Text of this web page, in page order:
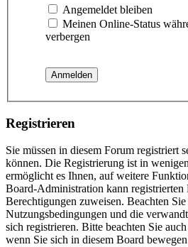
Angemeldet bleiben
Meinen Online-Status
verbergen
Registrieren
Sie müssen in diesem Forum registriert
können. Die Registrierung ist in
ermöglicht es Ihnen, auf weitere
Board-Administration kann registrierten
Berechtigungen zuweisen. Beachten Sie
Nutzungsbedingungen und die
sich registrieren. Bitte beachten Sie
wenn Sie sich in diesem Board